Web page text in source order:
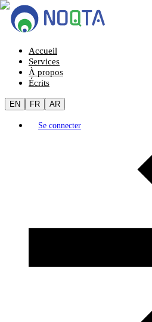
Accueil
Services
À propos
Écrits
EN FR AR
Se connecter